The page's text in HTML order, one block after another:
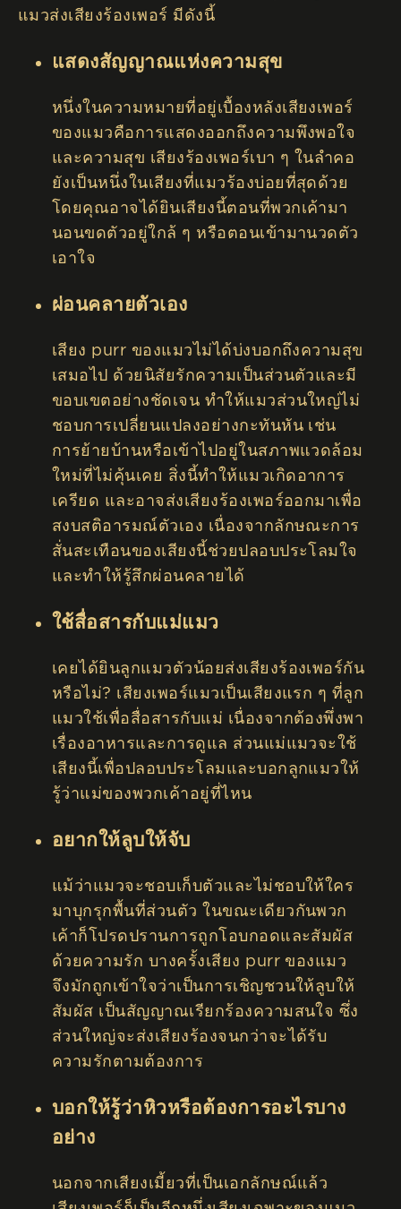
แมวส่งเสียงร้องเพอร์ มีดังนี้
แสดงสัญญาณแห่งความสุข
หนึ่งในความหมายที่อยู่เบื้องหลังเสียงเพอร์
ของแมวคือการแสดงออกถึงความพึงพอใจ
และความสุข เสียงร้องเพอร์เบา ๆ ในลำคอ
ยังเป็นหนึ่งในเสียงที่แมวร้องบ่อยที่สุดด้วย
โดยคุณอาจได้ยินเสียงนี้ตอนที่พวกเค้ามา
นอนขดตัวอยู่ใกล้ ๆ หรือตอนเข้ามานวดตัว
เอาใจ
ผ่อนคลายตัวเอง
เสียง purr ของแมวไม่ได้บ่งบอกถึงความสุข
เสมอไป ด้วยนิสัยรักความเป็นส่วนตัวและมี
ขอบเขตอย่างชัดเจน ทำให้แมวส่วนใหญ่ไม่
ชอบการเปลี่ยนแปลงอย่างกะทันหัน เช่น
การย้ายบ้านหรือเข้าไปอยู่ในสภาพแวดล้อม
ใหม่ที่ไม่คุ้นเคย สิ่งนี้ทำให้แมวเกิดอาการ
เครียด และอาจส่งเสียงร้องเพอร์ออกมาเพื่อ
สงบสติอารมณ์ตัวเอง เนื่องจากลักษณะการ
สั่นสะเทือนของเสียงนี้ช่วยปลอบประโลมใจ
และทำให้รู้สึกผ่อนคลายได้
ใช้สื่อสารกับแม่แมว
เคยได้ยินลูกแมวตัวน้อยส่งเสียงร้องเพอร์กัน
หรือไม่? เสียงเพอร์แมวเป็นเสียงแรก ๆ ที่ลูก
แมวใช้เพื่อสื่อสารกับแม่ เนื่องจากต้องพึ่งพา
เรื่องอาหารและการดูแล ส่วนแม่แมวจะใช้
เสียงนี้เพื่อปลอบประโลมและบอกลูกแมวให้
รู้ว่าแม่ของพวกเค้าอยู่ที่ไหน
อยากให้ลูบให้จับ
แม้ว่าแมวจะชอบเก็บตัวและไม่ชอบให้ใคร
มาบุกรุกพื้นที่ส่วนตัว ในขณะเดียวกันพวก
เค้าก็โปรดปรานการถูกโอบกอดและสัมผัส
ด้วยความรัก บางครั้งเสียง purr ของแมว
จึงมักถูกเข้าใจว่าเป็นการเชิญชวนให้ลูบให้
สัมผัส เป็นสัญญาณเรียกร้องความสนใจ ซึ่ง
ส่วนใหญ่จะส่งเสียงร้องจนกว่าจะได้รับ
ความรักตามต้องการ
บอกให้รู้ว่าหิวหรือต้องการอะไรบาง
อย่าง
นอกจากเสียงเมี้ยวที่เป็นเอกลักษณ์แล้ว